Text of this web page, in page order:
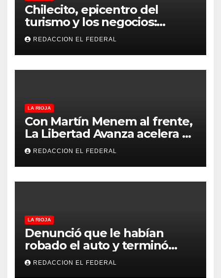
Chilecito, epicentro del
turismo y los negocios:
arranca la Expo que promete
revolucionar la economía
regional en un evento sin
precedentes en La Rioja
REDACCION EL FEDERAL
LA RIOJA
Con Martín Menem al frente,
La Libertad Avanza acelera su
despliegue en La Rioja y
desembarcó en Aimogasta
REDACCION EL FEDERAL
LA RIOJA
Denunció que le habían
robado el auto y terminó
confesando que su hermano
lo empeñó por drogas
REDACCION EL FEDERAL